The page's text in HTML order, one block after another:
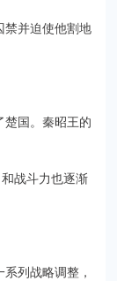
禁并迫使他割地
国。秦昭王的
战斗力也逐渐
列战略调整，